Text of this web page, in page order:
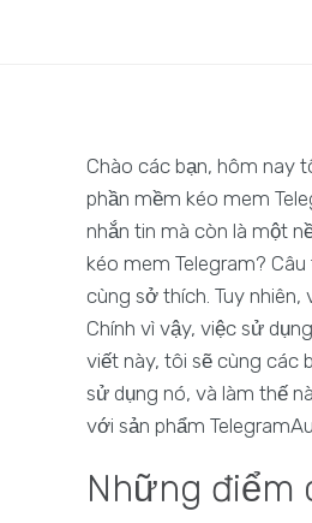
Chào các bạn, hôm nay
phần mềm kéo mem
nhắn tin mà còn là một
kéo mem Telegram?
cùng sở thích. Tuy
Chính vì vậy, việc sử
viết này, tôi sẽ cùng các
sử dụng nó, và làm thế
với sản phẩm
Những điểm